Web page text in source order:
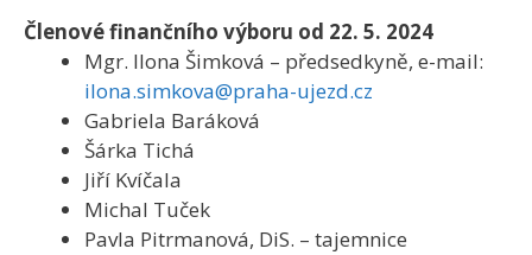
Členové finančního výboru od 22. 5. 2024
Mgr. Ilona Šimková – předsedkyně, e-mail:
ilona.simkova@praha-ujezd.cz
Gabriela Baráková
Šárka Tichá
Jiří Kvíčala
Michal Tuček
Pavla Pitrmanová, DiS. – tajemnice